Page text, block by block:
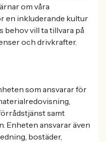
om våra
en inkluderande kultur
behov vill ta tillvara på
och drivkrafter.
som ansvarar för
samt
Enheten ansvarar även
bostäder,